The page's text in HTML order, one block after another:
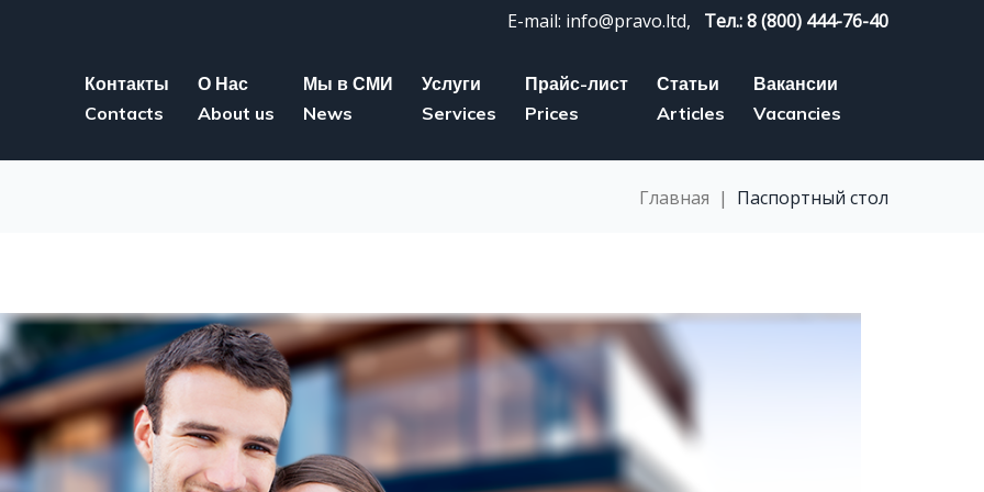
E-mail: info@pravo.ltd, Тел.: 8 (800) 444-76-40
Контакты
Contacts
О Нас
About us
Мы в СМИ
News
Услуги
Services
Прайс-лист
Prices
Статьи
Articles
Вакансии
Vacancies
Главная | Паспортный стол